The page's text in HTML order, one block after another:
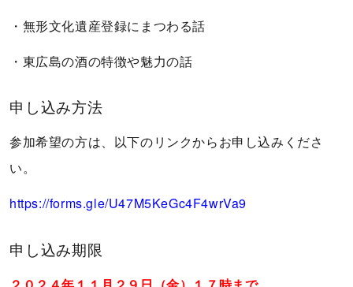
・無形文化遺産登録にまつわる話
・東広島の酒の特徴や魅力の話
申し込み方法
参加希望の方は、以下のリンクからお申し込みくださ
い。
https://forms.gle/U47M5KeGc4F4wrVa9
申し込み期限